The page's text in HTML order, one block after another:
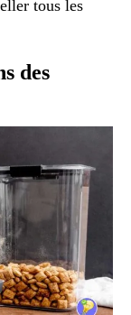
tous les
des